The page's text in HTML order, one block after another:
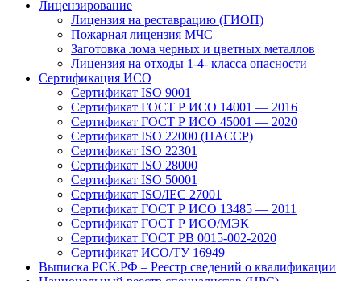
Лицензирование
Лицензия на реставрацию (ГИОП)
Пожарная лицензия МЧС
Заготовка лома черных и цветных металлов
Лицензия на отходы 1-4- класса опасности
Сертификация ИСО
Сертификат ISO 9001
Сертификат ГОСТ Р ИСО 14001 — 2016
Сертификат ГОСТ Р ИСО 45001 — 2020
Сертификат ISO 22000 (HACCP)
Сертификат ISO 22301
Сертификат ISO 28000
Сертификат ISO 50001
Сертификат ISO/IEC 27001
Сертификат ГОСТ Р ИСО 13485 — 2011
Сертификат ГОСТ Р ИСО/МЭК
Сертификат ГОСТ РВ 0015-002-2020
Сертификат ИСО/ТУ 16949
Выписка РСК.РФ – Реестр сведений о квалификации